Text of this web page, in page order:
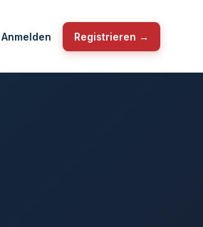
Anmelden Registrieren →